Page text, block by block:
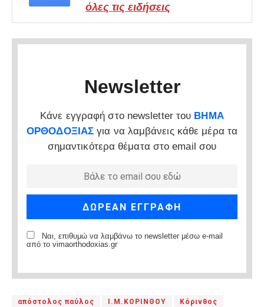
όλες τις ειδήσεις
Newsletter
Κάνε εγγραφή στο newsletter του ΒΗΜΑ
ΟΡΘΟΔΟΞΙΑΣ για να λαμβάνεις κάθε μέρα τα
σημαντικότερα θέματα στο email σου
Ναι, επιθυμώ να λαμβάνω το newsletter μέσω e-mail
από το vimaorthodoxias.gr
απόστολος παύλος Ι.Μ.ΚΟΡΙΝΘΟΥ Κόρινθος